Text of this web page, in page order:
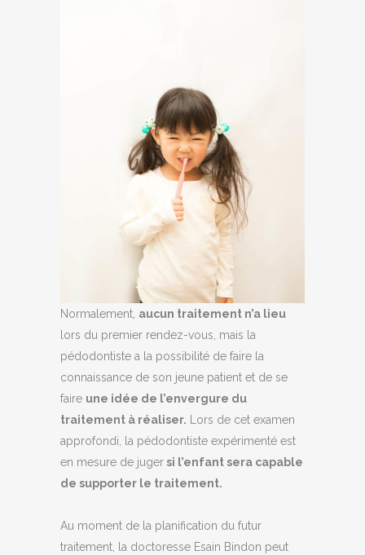
Normalement, aucun traitement n’a lieu
lors du premier rendez-vous, mais la
pédodontiste a la possibilité de faire la
connaissance de son jeune patient et de se
faire une idée de l’envergure du
traitement à réaliser. Lors de cet examen
approfondi, la pédodontiste expérimenté est
en mesure de jugersi l’enfant sera capable
de supporter le traitement.
Au moment de la planification du futur
traitement, la doctoresse Esain Bindon peut